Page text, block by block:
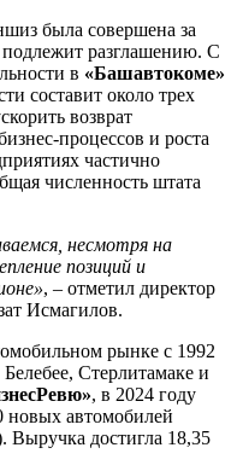
была совершена за
разглашению. С
в «Башавтокоме»
составит около трех
возврат
процессов и роста
частично
численность штата
несмотря на
позиций и
, – отметил директор
Исмагилов.
рынке с 1992
Стерлитамаке и
, в 2024 году
новых автомобилей
Выручка достигла 18,35